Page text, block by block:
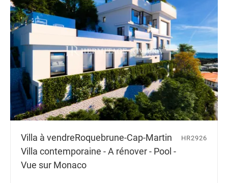
Villa à vendreRoquebrune-Cap-Martin
Villa contemporaine - A rénover - Pool -
Vue sur Monaco
HR2926